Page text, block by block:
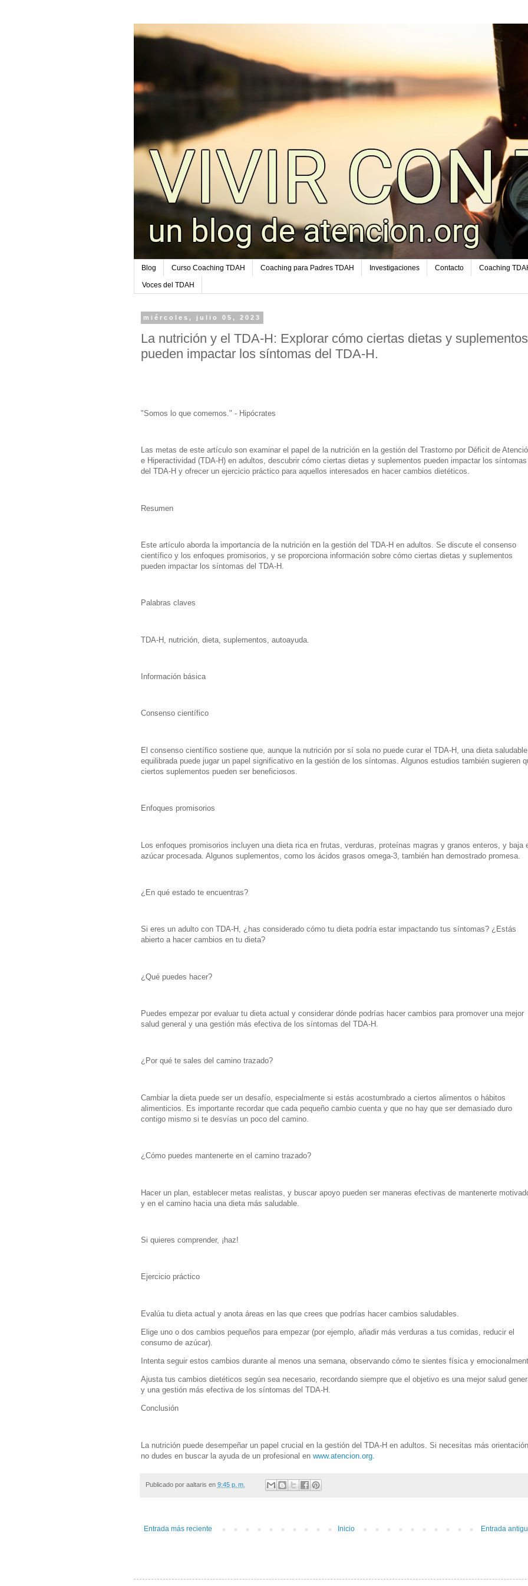
Blog Curso Coaching TDAH Coaching para Padres TDAH Investigaciones Contacto Coaching
Voces del TDAH
miércoles, julio 05, 2023
La nutrición y el TDA-H: Explorar cómo ciertas dietas y suplementos
pueden impactar los síntomas del TDA-H.
"Somos lo que comemos." - Hipócrates
Las metas de este artículo son examinar el papel de la nutrición en la gestión del Trastorno por Déficit de
e Hiperactividad (TDA-H) en adultos, descubrir cómo ciertas dietas y suplementos pueden impactar los síntomas
del TDA-H y ofrecer un ejercicio práctico para aquellos interesados en hacer cambios dietéticos.
Resumen
Este artículo aborda la importancia de la nutrición en la gestión del TDA-H en adultos. Se discute el consenso
científico y los enfoques promisorios, y se proporciona información sobre cómo ciertas dietas y suplementos
pueden impactar los síntomas del TDA-H.
Palabras claves
TDA-H, nutrición, dieta, suplementos, autoayuda.
Información básica
Consenso científico
El consenso científico sostiene que, aunque la nutrición por sí sola no puede curar el TDA-H, una dieta
equilibrada puede jugar un papel significativo en la gestión de los síntomas. Algunos estudios también sugieren
ciertos suplementos pueden ser beneficiosos.
Enfoques promisorios
Los enfoques promisorios incluyen una dieta rica en frutas, verduras, proteínas magras y granos enteros, y baja
azúcar procesada. Algunos suplementos, como los ácidos grasos omega-3, también han demostrado promesa.
¿En qué estado te encuentras?
Si eres un adulto con TDA-H, ¿has considerado cómo tu dieta podría estar impactando tus síntomas? ¿Estás
abierto a hacer cambios en tu dieta?
¿Qué puedes hacer?
Puedes empezar por evaluar tu dieta actual y considerar dónde podrías hacer cambios para promover una mejor
salud general y una gestión más efectiva de los síntomas del TDA-H.
¿Por qué te sales del camino trazado?
Cambiar la dieta puede ser un desafío, especialmente si estás acostumbrado a ciertos alimentos o hábitos
alimenticios. Es importante recordar que cada pequeño cambio cuenta y que no hay que ser demasiado duro
contigo mismo si te desvías un poco del camino.
¿Cómo puedes mantenerte en el camino trazado?
Hacer un plan, establecer metas realistas, y buscar apoyo pueden ser maneras efectivas de mantenerte
y en el camino hacia una dieta más saludable.
Si quieres comprender, ¡haz!
Ejercicio práctico
Evalúa tu dieta actual y anota áreas en las que crees que podrías hacer cambios saludables.
Elige uno o dos cambios pequeños para empezar (por ejemplo, añadir más verduras a tus comidas, reducir el
consumo de azúcar).
Intenta seguir estos cambios durante al menos una semana, observando cómo te sientes física y
Ajusta tus cambios dietéticos según sea necesario, recordando siempre que el objetivo es una mejor salud
y una gestión más efectiva de los síntomas del TDA-H.
Conclusión
La nutrición puede desempeñar un papel crucial en la gestión del TDA-H en adultos. Si necesitas más
no dudes en buscar la ayuda de un profesional en www.atencion.org.
Publicado por aaltaris en 9:45 p. m.
Entrada más reciente Entrada
Inicio